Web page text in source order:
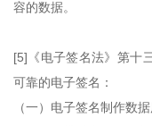
容的数据。
[5]《电子签名法》第十
可靠的电子签名：
（一）电子签名制作数